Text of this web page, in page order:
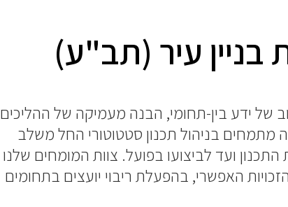
בניין עיר (תב"ע)
של ידע בין-תחומי, הבנה מעמיקה של ההליכים
מתמחים בניהול תכנון סטטוטורי החל משלב
התכנון ועד לביצועו בפועל. צוות המומחים שלנו
האפשרי, בהפעלת ריבוי יועצים בתחומים